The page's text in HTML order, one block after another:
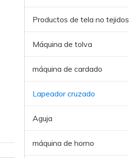
Productos de tela no tejidos
Máquina de tolva
máquina de cardado
Lapeador cruzado
Aguja
máquina de horno